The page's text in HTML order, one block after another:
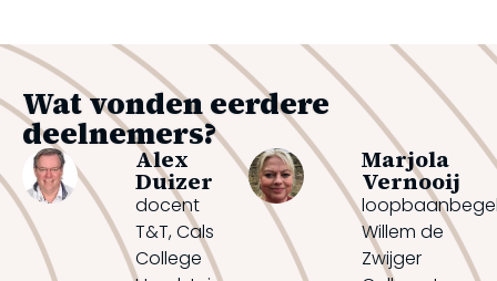
Wat vonden eerdere
deelnemers?
Alex
Duizer
docent
T&T, Cals
College
Marjola
Vernooij
Willem de
Zwijger